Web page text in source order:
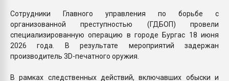
Сотрудники Главного управления по борьбе с
организованной преступностью (ГДБОП) провели
специализированную операцию в городе Бургас 18 июня
2026 года. В результате мероприятий задержан
производитель 3D-печатного оружия.
В рамках следственных действий, включавших обыски и